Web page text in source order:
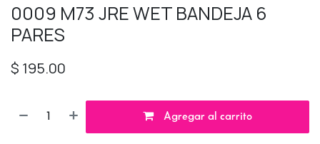
0009 M73 JRE WET BANDEJA 6
PARES
$ 195.00
Agregar al carrito